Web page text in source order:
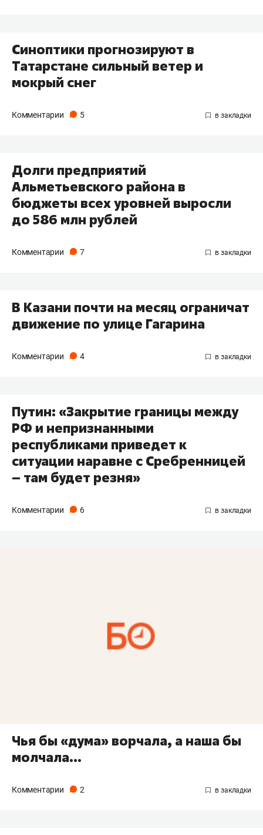
Синоптики прогнозируют в
Татарстане сильный ветер и
мокрый снег
Комментарии 5
Долги предприятий
Альметьевского района в
бюджеты всех уровней выросли
до 586 млн рублей
Комментарии 7
В Казани почти на месяц ограничат
движение по улице Гагарина
Комментарии 4
Путин: «Закрытие границы между
РФ и непризнанными
республиками приведет к
ситуации наравне с Сребренницей
– там будет резня»
Комментарии 6
Чья бы «дума» ворчала, а наша бы
молчала...
Комментарии 2